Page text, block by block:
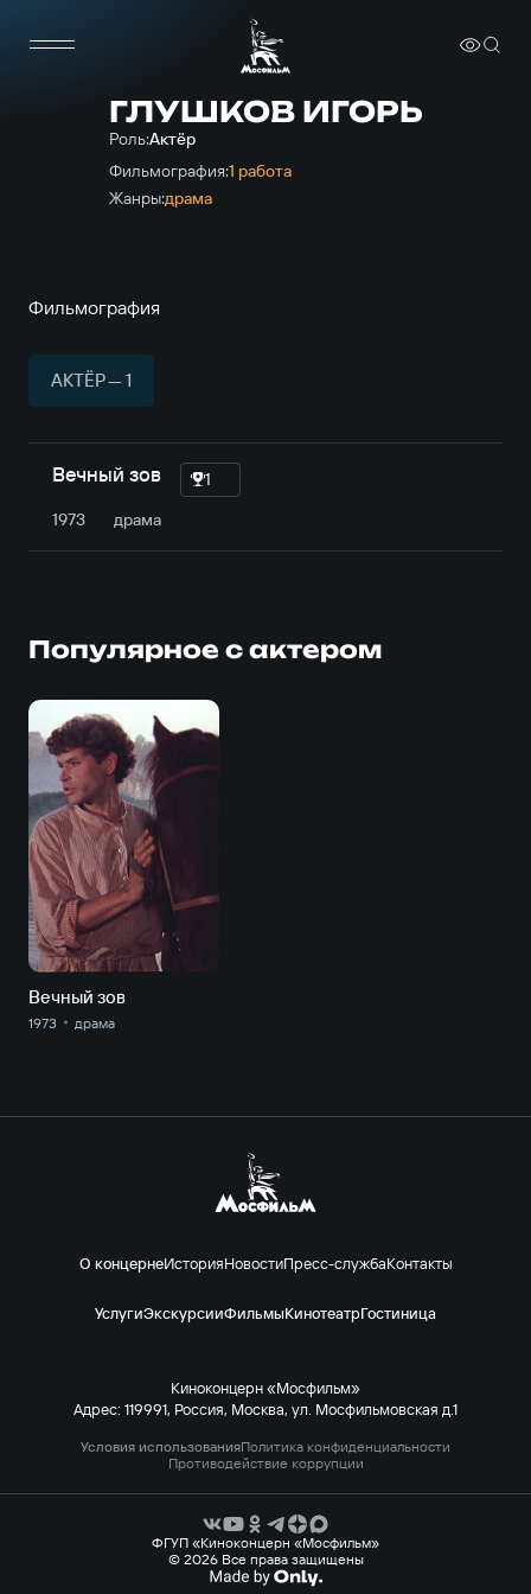
ГЛУШКОВ ИГОРЬ
Роль:Актёр
Фильмография:1 работа
Жанры:драма
Фильмография
АКТЁР — 1
Вечный зов
1
1973
драма
Популярное с актером
Вечный зов
1973 драма
О концернеИсторияНовостиПресс-службаКонтакты
УслугиЭкскурсииФильмыКинотеатрГостиница
Киноконцерн «Мосфильм»
Адрес: 119991, Россия, Москва, ул. Мосфильмовская д.1
Условия использованияПолитика конфиденциальности
Противодействие коррупции
ФГУП «Киноконцерн «Мосфильм»
© 2026 Все права защищены